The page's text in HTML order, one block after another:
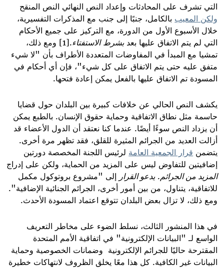
التي تشرف على المحادثات وإعداد النص النهائي النص المنقح
ولكن المعيب بالكامل، جنبًا إلى جنب مع المذكرات التفسيرية،
خلال الأسبوع الأول من الدورة، مع التركيز على جميع الأحكام
التي لم يتم الاتفاق عليها بعدبشرط الاستفتاء
.[1] ومع ذلك،
تمشيا مع المبدأ في المفاوضات المتعددة الأطراف بأن "لا شيء
متفق عليه حتى يتم الاتفاق على كل شيء"، فإن أي أحكام في
المسودة تم الاتفاق عليها بالفعل يمكن إعادة فتحها.
يكشف النص الحالي عن خلافات كبيرة بين البلدان حول قضايا
حاسمة مثل نطاق الاتفاقية وحماية حقوق الإنسان. بالطبع يمكن
أن يزداد النص سوءًا أيضًا. عندما كنا نعتقد أن الدول الأعضاء قد
أزالت العديد من الجرائم المثيرة للقلق، فقد تظهر مرة أخرى.
يتضمن قرار الجمعية العامة لرئيس اللجنة المخصصة دورتين
إضافيتين للتفاوض ليس على المزيد من الحماية، ولكن على إدراج
المزيد من الجرائم.يدعو القرار إلى "مشروع بروتوكول مكمل
للاتفاقية، يتناول، من بين أمور أخرى، الجرائم الجنائية الإضافية".
ومع ذلك، لا تزال بعض البلدان تتوقع اعتماد المسودة الأحدث.
في هذا المنشور الثالث، نسلط الضوء على مخاطر التعريف
الواسع لـ "البيانات الإلكترونية" في اتفاقية الأمم المتحدة
المقترحة حاليًا للجرائم الإلكترونية وضمانات الخصوصية وحماية
البيانات غير الكافية. كل هذا معًا يخلق الظروف لانتهاكات خطيرة